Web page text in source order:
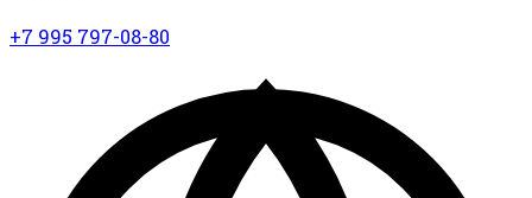
+7 995 797-08-80